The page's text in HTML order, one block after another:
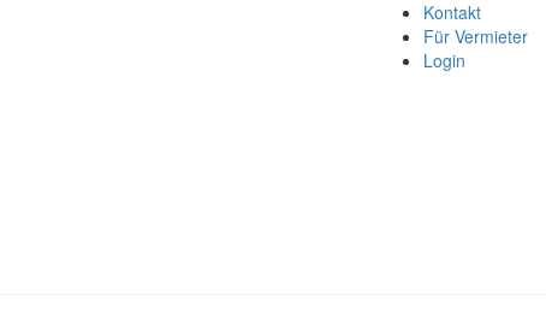
Kontakt
Für Vermieter
Login